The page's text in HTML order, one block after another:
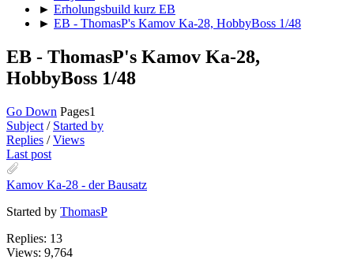
► Erholungsbuild kurz EB
► EB - ThomasP's Kamov Ka-28, HobbyBoss 1/48
EB - ThomasP's Kamov Ka-28,
HobbyBoss 1/48
Go Down Pages1
Subject / Started by
Replies /Views
Last post
Kamov Ka-28 - der Bausatz
Started by ThomasP
Replies: 13
Views: 9,764